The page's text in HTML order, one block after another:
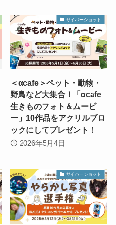
サイバーショット
＜αcafe＞ペット・動物・
野鳥など大集合！「αcafe
生きものフォト＆ムービ
ー」10作品をアクリルブロ
ックにしてプレゼント！
2026年5月4日
サイバーショット